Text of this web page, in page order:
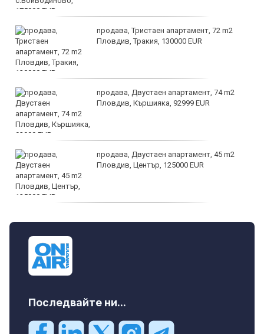
продава, Тристаен апартамент, 72 m2
Пловдив, Тракия, 130000 EUR
продава, Двустаен апартамент, 74 m2
Пловдив, Кършияка, 92999 EUR
продава, Двустаен апартамент, 45 m2
Пловдив, Център, 125000 EUR
Последвайте ни...